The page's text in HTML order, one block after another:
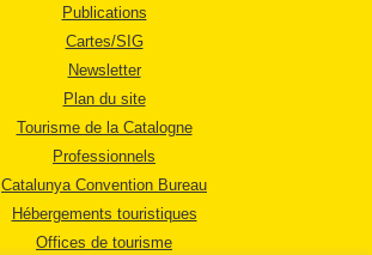
Publications
Cartes/SIG
Newsletter
Plan du site
Tourisme de la Catalogne
Professionnels
Catalunya Convention Bureau
Hébergements touristiques
Offices de tourisme